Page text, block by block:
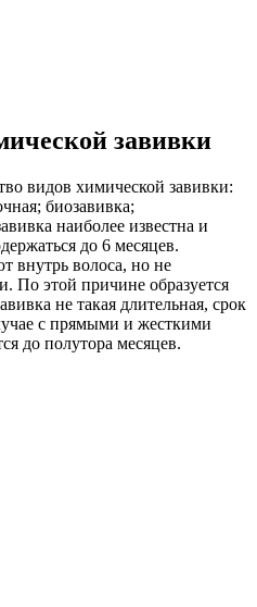
завивки
видов химической завивки:
биозавивка;
наиболее известна и
до 6 месяцев.
внутрь волоса, но не
По этой причине образуется
не такая длительная, срок
с прямыми и жесткими
до полутора месяцев.